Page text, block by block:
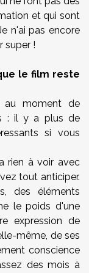
et qui sont
n'ai pas encore
super !
le film reste
au moment de
: il y a plus de
si vous
rien à voir avec
tout anticiper.
des éléments
le poids d'une
expression de
même, de ses
conscience
des mois à